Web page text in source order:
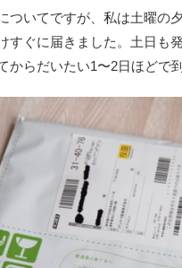
ついてですが、私は土曜の
すぐに届きました。土日も
からだいたい1〜2日ほどで